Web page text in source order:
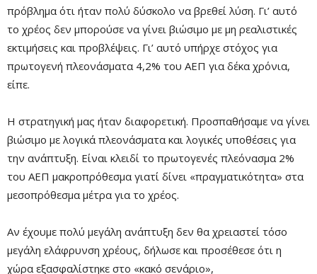
πρόβλημα ότι ήταν πολύ δύσκολο να βρεθεί λύση. Γι’ αυτό
το χρέος δεν μπορούσε να γίνει βιώσιμο με μη ρεαλιστικές
εκτιμήσεις και προβλέψεις. Γι’ αυτό υπήρχε στόχος για
πρωτογενή πλεονάσματα 4,2% του ΑΕΠ για δέκα χρόνια,
είπε.
Η στρατηγική μας ήταν διαφορετική. Προσπαθήσαμε να γίνει
βιώσιμο με λογικά πλεονάσματα και λογικές υποθέσεις για
την ανάπτυξη. Είναι κλειδί το πρωτογενές πλεόνασμα 2%
του ΑΕΠ μακροπρόθεσμα γιατί δίνει «πραγματικότητα» στα
μεσοπρόθεσμα μέτρα για το χρέος.
Αν έχουμε πολύ μεγάλη ανάπτυξη δεν θα χρειαστεί τόσο
μεγάλη ελάφρυνση χρέους, δήλωσε και προσέθεσε ότι η
χώρα εξασφαλίστηκε στο «κακό σενάριο»,